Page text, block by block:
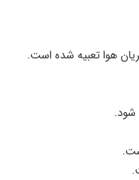
هوا تعبیه شده است.
شود.